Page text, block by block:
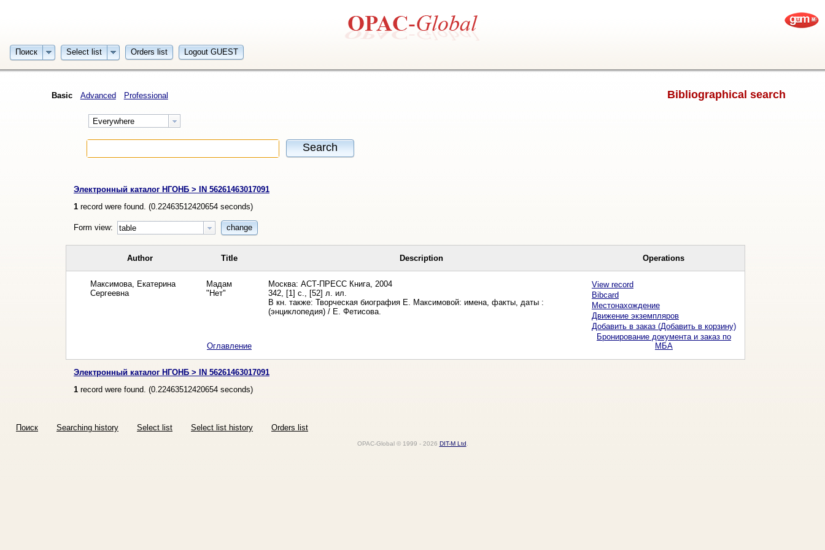
Поиск Select list Orders list Logout GUEST
Bibliographical search
Basic Advanced Professional
Everywhere
Search
Электронный каталог НГОНБ > IN 56261463017091
1record were found. (0.22463512420654seconds)
Form view: table change
Author Title Description Operations
Максимова, Екатерина
Сергеевна
Мадам
"Нет"
Москва: АСТ-ПРЕСС Книга, 2004
342, [1] с., [52] л. ил.
В кн. также: Творческая биография Е. Максимовой: имена, факты, даты :
(энциклопедия) / Е. Фетисова.
View record
Bibcard
Местонахождение
Движение экземпляров
Добавить в заказ (Добавить в корзину)
Бронирование документа и заказ по
МБА
Оглавление
Электронный каталог НГОНБ > IN 56261463017091
1record were found. (0.22463512420654seconds)
Поиск Searching history Select list Select list history Orders list
OPAC-Global © 1999 - 2026 DIT-M Ltd